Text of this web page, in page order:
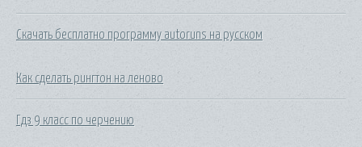
Скачать бесплатно программу autoruns на русском
Как сделать рингтон на леново
Гдз 9 класс по черчению